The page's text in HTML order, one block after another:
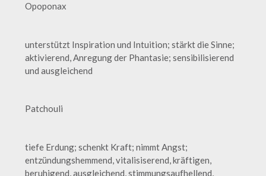
Opoponax
unterstützt Inspiration und Intuition; stärkt die Sinne;
aktivierend, Anregung der Phantasie; sensibilisierend
und ausgleichend
Patchouli
tiefe Erdung; schenkt Kraft; nimmt Angst;
entzündungshemmend, vitalisiserend, kräftigen,
beruhigend, ausgleichend, stimmungsaufhellend,